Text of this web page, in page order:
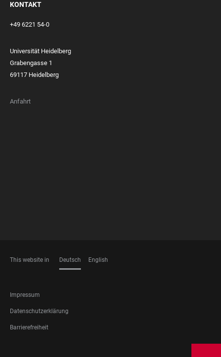
KONTAKT
+49 6221 54-0
Universität Heidelberg
Grabengasse 1
69117 Heidelberg
Anfahrt
This website in Deutsch English
FOOTER
LEGAL
Impressum
Datenschutzerklärung
Barrierefreiheit